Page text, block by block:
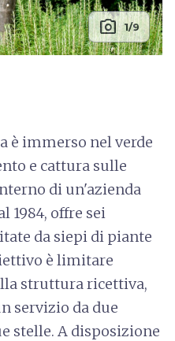
photo_camera 1/9
è immerso nel verde
e cattura sulle
di un'azienda
1984, offre sei
da siepi di piante
è limitare
struttura ricettiva,
servizio da due
stelle. A disposizione